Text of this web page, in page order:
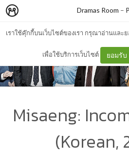
เราใช้คุ๊กกี้บนเว็บไซต์ของเรา กรุณาอ่านและ
เพื่อใช้บริการเว็บไซต์ ยอมรับ
Dramas Room –
Misaeng:
(Korean,